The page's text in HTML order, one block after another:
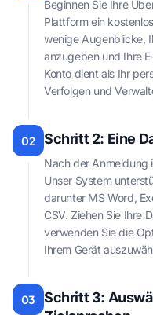
Beginnen Sie Ihre
Plattform ein
wenige Augenblicke,
anzugeben und Ihre
Konto dient als Ihr
Verfolgen und
02 Schritt 2: Eine
Nach der Anmeldung
Unser System
darunter MS Word,
CSV. Ziehen Sie Ihre
verwenden Sie die
Ihrem Gerät
03
Schritt 3: